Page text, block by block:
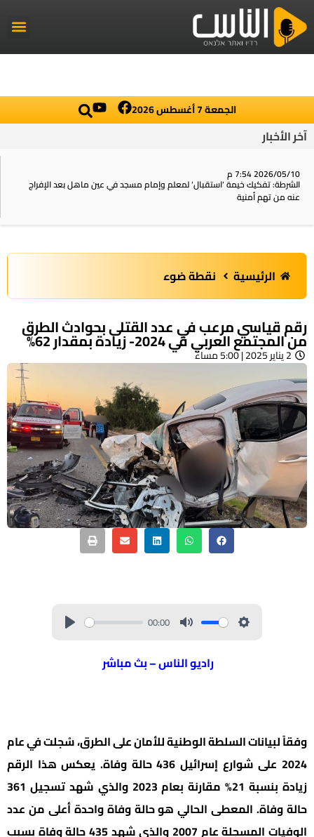
الجمعة 7 أغسطس 2026
آخر الأخبار
2026/05/10 7:54 م
الشرطة: تفكيك خيمة ‘استقبال‘ لمعلم وإمام مسجد في عين ماهل بعد الإفراج
عنه من تهم أمنية
الرئيسية نقطة ضوء
رقم قياسي مرعب في عدد القتلى بحوادث الطرق
من المجتمع العربي في 2024- زيادة بمقدار 62%
2 يناير 2025 | 5:00 مساءً
00:00
راديو الناس – بث مباشر
وفقاً لبيانات السلطة الوطنية للأمان على الطرق، سُجلت في عام
2024 على شوارع إسرائيل 436 حالة وفاة. يعكس هذا الرقم
زيادة بنسبة 21% مقارنة بعام 2023 والذي شهد تسجيل 361
حالة وفاة. المعطى الحالي هو حالة وفاة واحدة أعلى من عدد
الوفيات المسجلة عام 2007 والذي شهد 435 حالة وفاة بسبب